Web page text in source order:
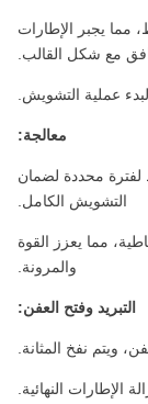
مما يجبر الإطارات
مع شكل القالب.
عملية التشويش.
معالجة:
لفترة محددة لضمان
التشويش الكامل.
مما يعزز القوة
والمرونة.
التبريد وفتح العفن:
ويتم نفخ المثانة.
الإطارات النهائية.